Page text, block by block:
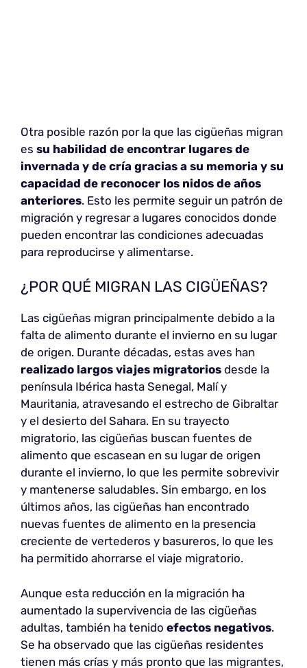
Otra posible razón por la que las cigüeñas migran
es su habilidad de encontrar lugares de
invernada y de cría gracias a su memoria y su
capacidad de reconocer los nidos de años
anteriores. Esto les permite seguir un patrón de
migración y regresar a lugares conocidos donde
pueden encontrar las condiciones adecuadas
para reproducirse y alimentarse.
¿POR QUÉ MIGRAN LAS CIGÜEÑAS?
Las cigüeñas migran principalmente debido a la
falta de alimento durante el invierno en su lugar
de origen. Durante décadas, estas aves han
realizado largos viajes migratorios desde la
península Ibérica hasta Senegal, Malí y
Mauritania, atravesando el estrecho de Gibraltar
y el desierto del Sahara. En su trayecto
migratorio, las cigüeñas buscan fuentes de
alimento que escasean en su lugar de origen
durante el invierno, lo que les permite sobrevivir
y mantenerse saludables. Sin embargo, en los
últimos años, las cigüeñas han encontrado
nuevas fuentes de alimento en la presencia
creciente de vertederos y basureros, lo que les
ha permitido ahorrarse el viaje migratorio.
Aunque esta reducción en la migración ha
aumentado la supervivencia de las cigüeñas
adultas, también ha tenido efectos negativos.
Se ha observado que las cigüeñas residentes
tienen más crías y más pronto que las migrantes,